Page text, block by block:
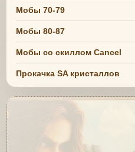
Мобы 70-79
Мобы 80-87
Мобы со скиллом Cancel
Прокачка SA кристаллов